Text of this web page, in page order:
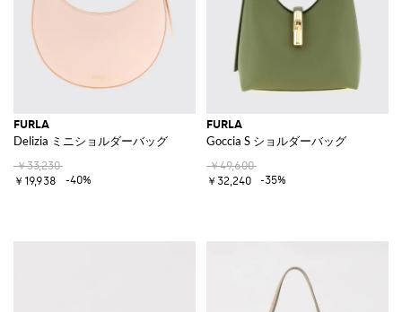
FURLA
Delizia ミニショルダーバッグ
￥33,230
￥19,938
-40%
FURLA
Goccia S ショルダーバッグ
￥49,600
￥32,240
-35%